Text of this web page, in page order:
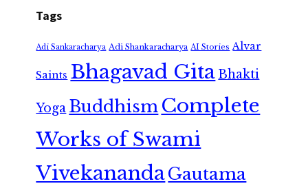
Tags
Adi Sankaracharya Adi Shankaracharya AI Stories Alvar
Saints Bhagavad GitaBhakti
Yoga Buddhism Complete
Works of Swami
VivekanandaGautama